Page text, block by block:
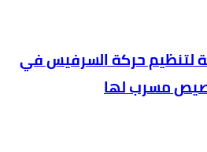
لتنظيم حركة السرفيس في
مسرب لها